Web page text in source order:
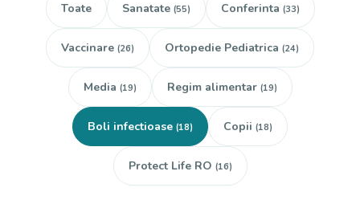
Toate Sanatate (55) Conferinta (33)
Vaccinare (26) Ortopedie Pediatrica (24)
Media (19) Regim alimentar (19)
Boli infectioase (18) Copii (18)
Protect Life RO (16)